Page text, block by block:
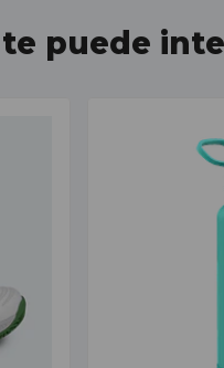
puede